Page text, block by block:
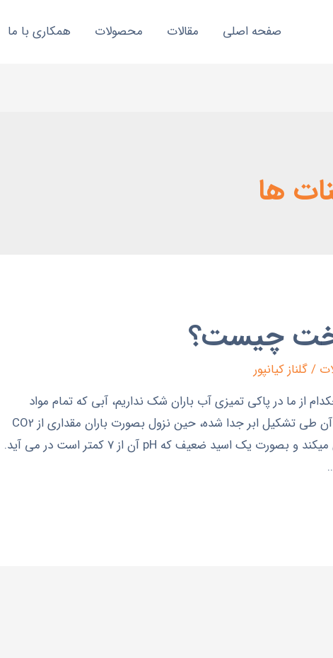
صفحه اصلی مقالات محصولات همکاری با ما
ها
چیست؟
/گلناز کیانپور
از ما در پاکي تميزي آب باران شک نداريم، آبي که تمام مواد
محلول و معلق آن طی تشکيل ابر جدا شده، حين نزول بصورت باران مقداری از CO2
هوا در خود حل ميکند و بصورت يک اسيد ضعيف که pH آن از 7 کمتر است در مي آيد.